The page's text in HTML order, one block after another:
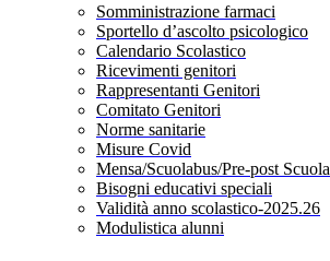
Somministrazione farmaci
Sportello d’ascolto psicologico
Calendario Scolastico
Ricevimenti genitori
Rappresentanti Genitori
Comitato Genitori
Norme sanitarie
Misure Covid
Mensa/Scuolabus/Pre-post Scuola
Bisogni educativi speciali
Validità anno scolastico-2025.26
Modulistica alunni